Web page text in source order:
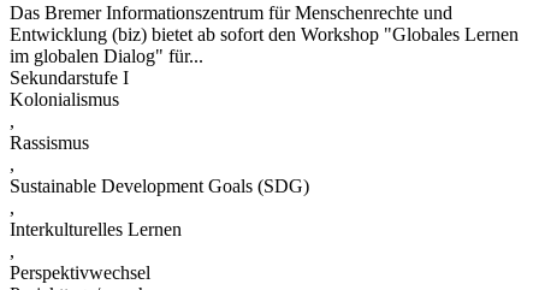
Das Bremer Informationszentrum für Menschenrechte und
Entwicklung (biz) bietet ab sofort den Workshop "Globales Lernen
im globalen Dialog" für...
Sekundarstufe I
Kolonialismus
,
Rassismus
,
Sustainable Development Goals (SDG)
,
Interkulturelles Lernen
,
Perspektivwechsel